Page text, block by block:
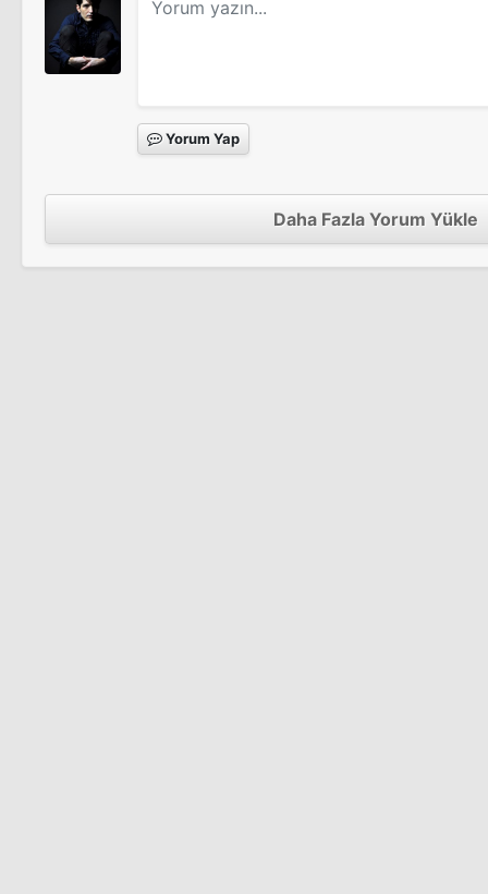
Yorum Yap
Daha Fazla Yorum Yükle